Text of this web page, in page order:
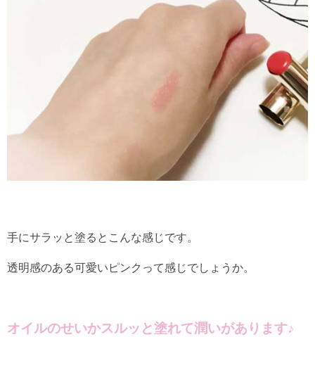
手にサラッと塗るとこんな感じです。
透明感のある可愛いピンクって感じでしょうか。
オイルのせいかスルッと塗れて潤いがあります♪